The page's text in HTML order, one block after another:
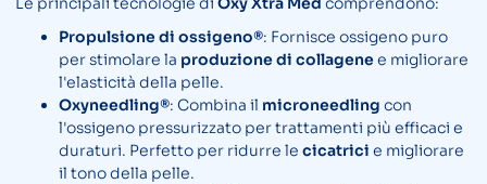
Propulsione di ossigeno®: Fornisce ossigeno puro
per stimolare la produzione di collagenee migliorare
l'elasticità della pelle.
Oxyneedling®: Combina il microneedling con
l'ossigeno pressurizzato per trattamenti più efficaci e
duraturi. Perfetto per ridurre le cicatrici e migliorare
il tono della pelle.